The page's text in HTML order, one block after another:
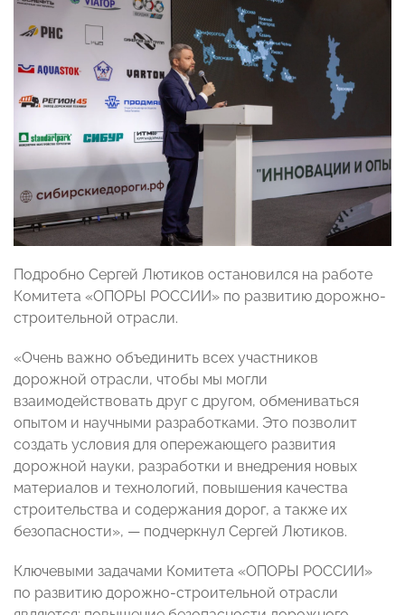
Подробно Сергей Лютиков остановился на работе
Комитета «ОПОРЫ РОССИИ» по развитию дорожно-
строительной отрасли.
«Очень важно объединить всех участников
дорожной отрасли, чтобы мы могли
взаимодействовать друг с другом, обмениваться
опытом и научными разработками. Это позволит
создать условия для опережающего развития
дорожной науки, разработки и внедрения новых
материалов и технологий, повышения качества
строительства и содержания дорог, а также их
безопасности», — подчеркнул Сергей Лютиков.
Ключевыми задачами Комитета «ОПОРЫ РОССИИ»
по развитию дорожно-строительной отрасли